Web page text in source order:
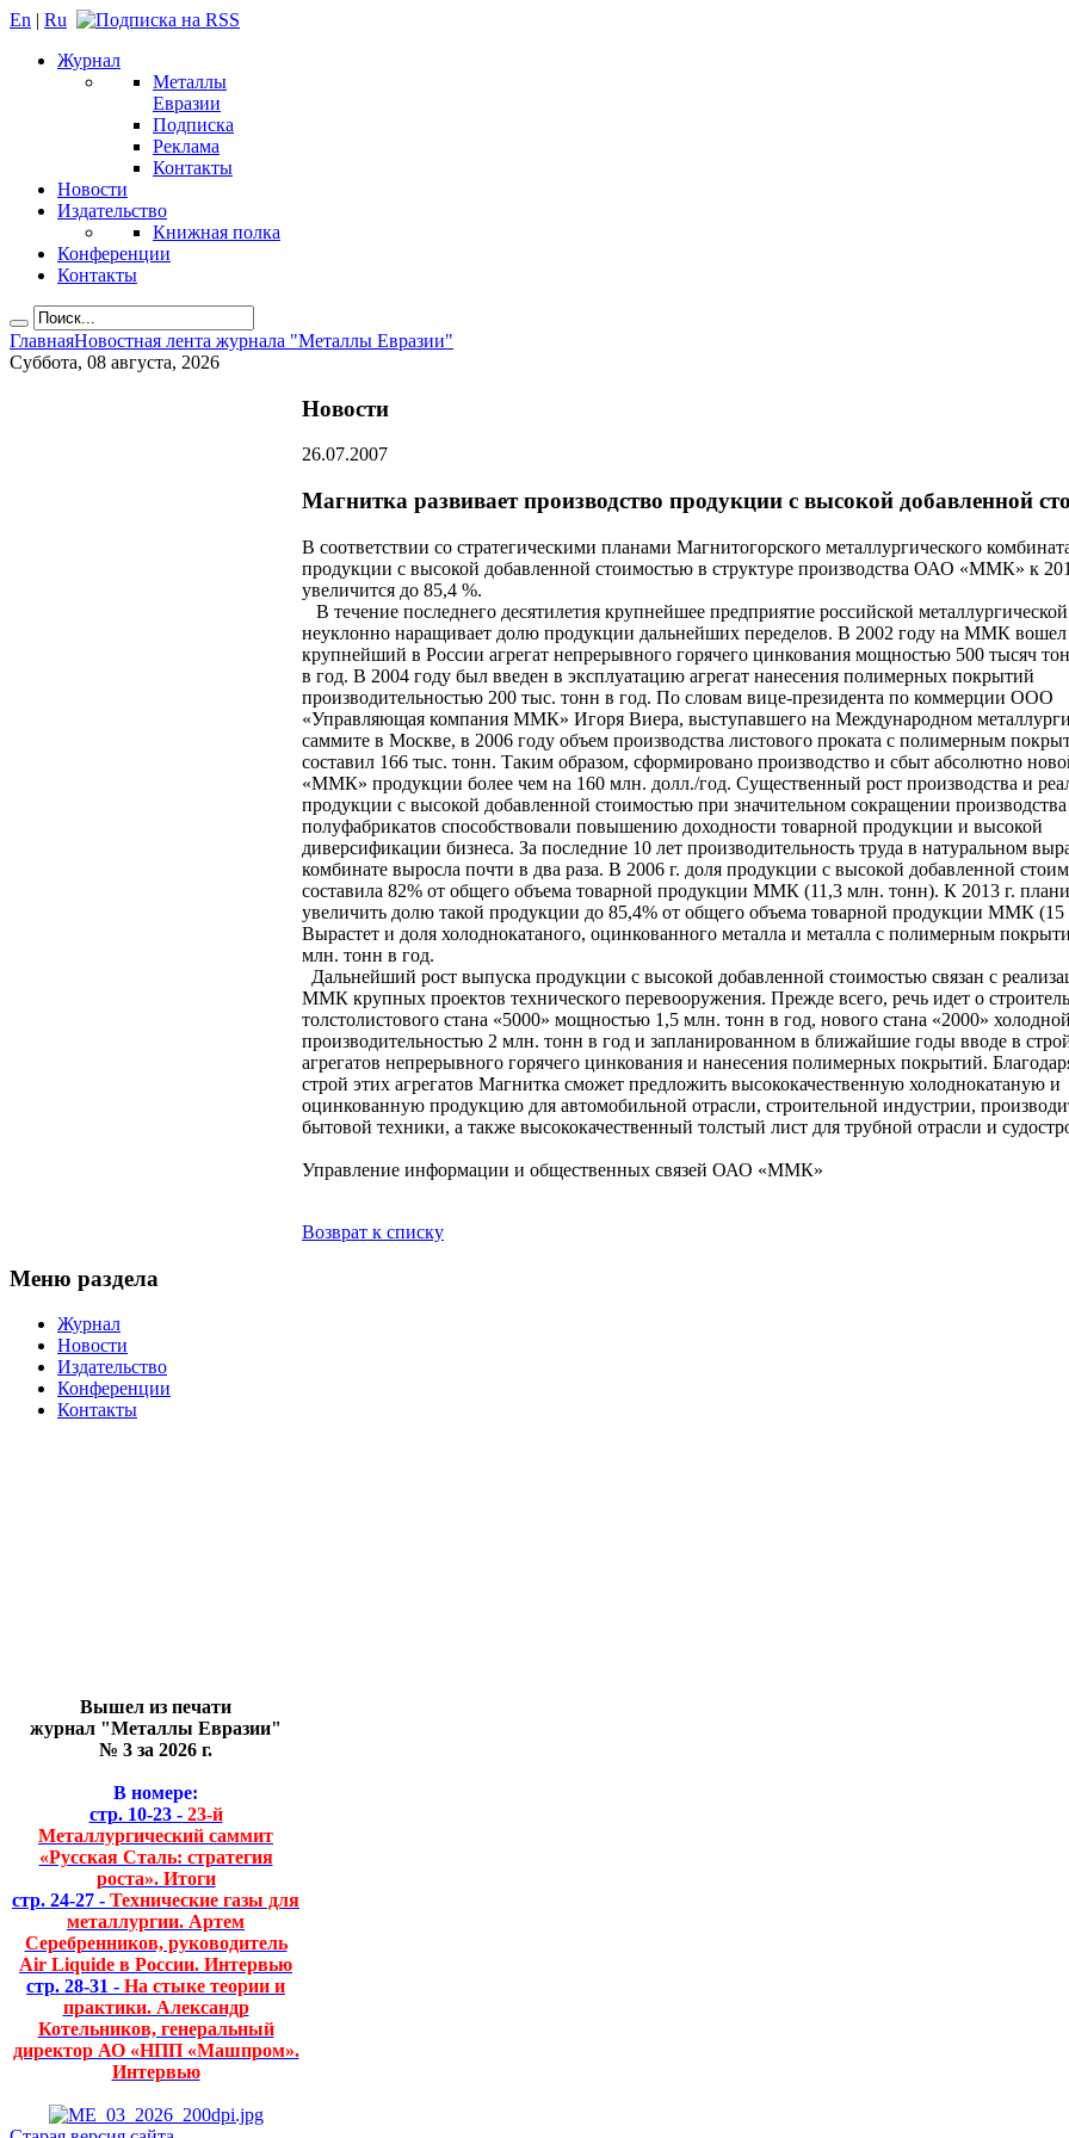
En | Ru
Журнал
Металлы
Евразии
Подписка
Реклама
Контакты
Новости
Издательство
Книжная полка
Конференции
Контакты
ГлавнаяНовостная лента журнала "Металлы Евразии"
Суббота, 08 августа, 2026
Новости
26.07.2007
Магнитка развивает производство продукции с высокой добавленной
В соответствии со стратегическими планами Магнитогорского металлургического
продукции с высокой добавленной стоимостью в структуре производства ОАО «ММК» к
увеличится до 85,4 %.
В течение последнего десятилетия крупнейшее предприятие российской
неуклонно наращивает долю продукции дальнейших переделов. В 2002 году на ММК вошел
крупнейший в России агрегат непрерывного горячего цинкования мощностью 500 тысяч
в год. В 2004 году был введен в эксплуатацию агрегат нанесения полимерных покрытий
производительностью 200 тыс. тонн в год. По словам вице-президента по коммерции ООО
«Управляющая компания ММК» Игоря Виера, выступавшего на Международном
саммите в Москве, в 2006 году объем производства листового проката с полимерным
составил 166 тыс. тонн. Таким образом, сформировано производство и сбыт абсолютно
«ММК» продукции более чем на 160 млн. долл./год. Существенный рост производства и
продукции с высокой добавленной стоимостью при значительном сокращении
полуфабрикатов способствовали повышению доходности товарной продукции и высокой
диверсификации бизнеса. За последние 10 лет производительность труда в натуральном
комбинате выросла почти в два раза. В 2006 г. доля продукции с высокой добавленной
составила 82% от общего объема товарной продукции ММК (11,3 млн. тонн). К 2013 г.
увеличить долю такой продукции до 85,4% от общего объема товарной продукции ММК
Вырастет и доля холоднокатаного, оцинкованного металла и металла с полимерным
млн. тонн в год.
Дальнейший рост выпуска продукции с высокой добавленной стоимостью связан с
ММК крупных проектов технического перевооружения. Прежде всего, речь идет о
толстолистового стана «5000» мощностью 1,5 млн. тонн в год, нового стана «2000»
производительностью 2 млн. тонн в год и запланированном в ближайшие годы вводе в
агрегатов непрерывного горячего цинкования и нанесения полимерных покрытий.
строй этих агрегатов Магнитка сможет предложить высококачественную холоднокатаную и
оцинкованную продукцию для автомобильной отрасли, строительной индустрии,
бытовой техники, а также высококачественный толстый лист для трубной отрасли и
Управление информации и общественных связей ОАО «ММК»
Возврат к списку
Меню раздела
Журнал
Новости
Издательство
Конференции
Контакты
Вышел из печати
журнал "Металлы Евразии"
№ 3 за 2026 г.
В номере:
стр. 10-23 -23-й
Металлургический саммит
«Русская Сталь: стратегия
роста». Итоги
стр. 24-27 - Технические газы для
металлургии. Артем
Серебренников, руководитель
Air Liquide в России. Интервью
стр. 28-31 - На стыке теории и
практики. Александр
Котельников, генеральный
директор АО «НПП «Машпром».
Интервью